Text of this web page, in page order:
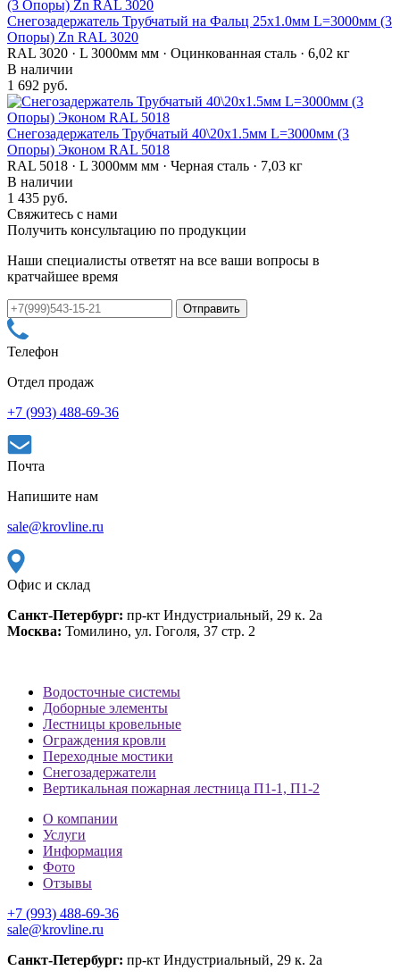
Снегозадержатель Трубчатый на Фальц 25х1.0мм L=3000мм (3
Опоры) Zn RAL 3020
RAL 3020 · L 3000мм мм · Оцинкованная сталь · 6,02 кг
В наличии
1 692 руб.
Снегозадержатель Трубчатый 40\20х1.5мм L=3000мм (3
Опоры) Эконом RAL 5018
RAL 5018 · L 3000мм мм · Черная сталь · 7,03 кг
В наличии
1 435 руб.
Свяжитесь с нами
Получить консультацию по продукции
Наши специалисты ответят на все ваши вопросы в
кратчайшее время
Телефон
Отдел продаж
+7 (993) 488-69-36
Почта
Напишите нам
sale@krovline.ru
Офис и склад
Санкт-Петербург: пр-кт Индустриальный, 29 к. 2а
Москва: Томилино, ул. Гоголя, 37 стр. 2
Водосточные системы
Доборные элементы
Лестницы кровельные
Ограждения кровли
Переходные мостики
Снегозадержатели
Вертикальная пожарная лестница П1-1, П1-2
О компании
Услуги
Информация
Фото
Отзывы
+7 (993) 488-69-36
sale@krovline.ru
Санкт-Петербург: пр-кт Индустриальный, 29 к. 2а